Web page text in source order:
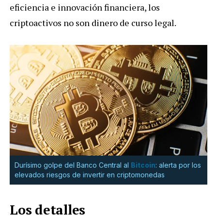
eficiencia e innovación financiera, los
criptoactivos no son dinero de curso legal.
Durísimo golpe del Banco Central al Bitcoin: alerta por los
elevados riesgos de invertir en criptomonedas
Los detalles